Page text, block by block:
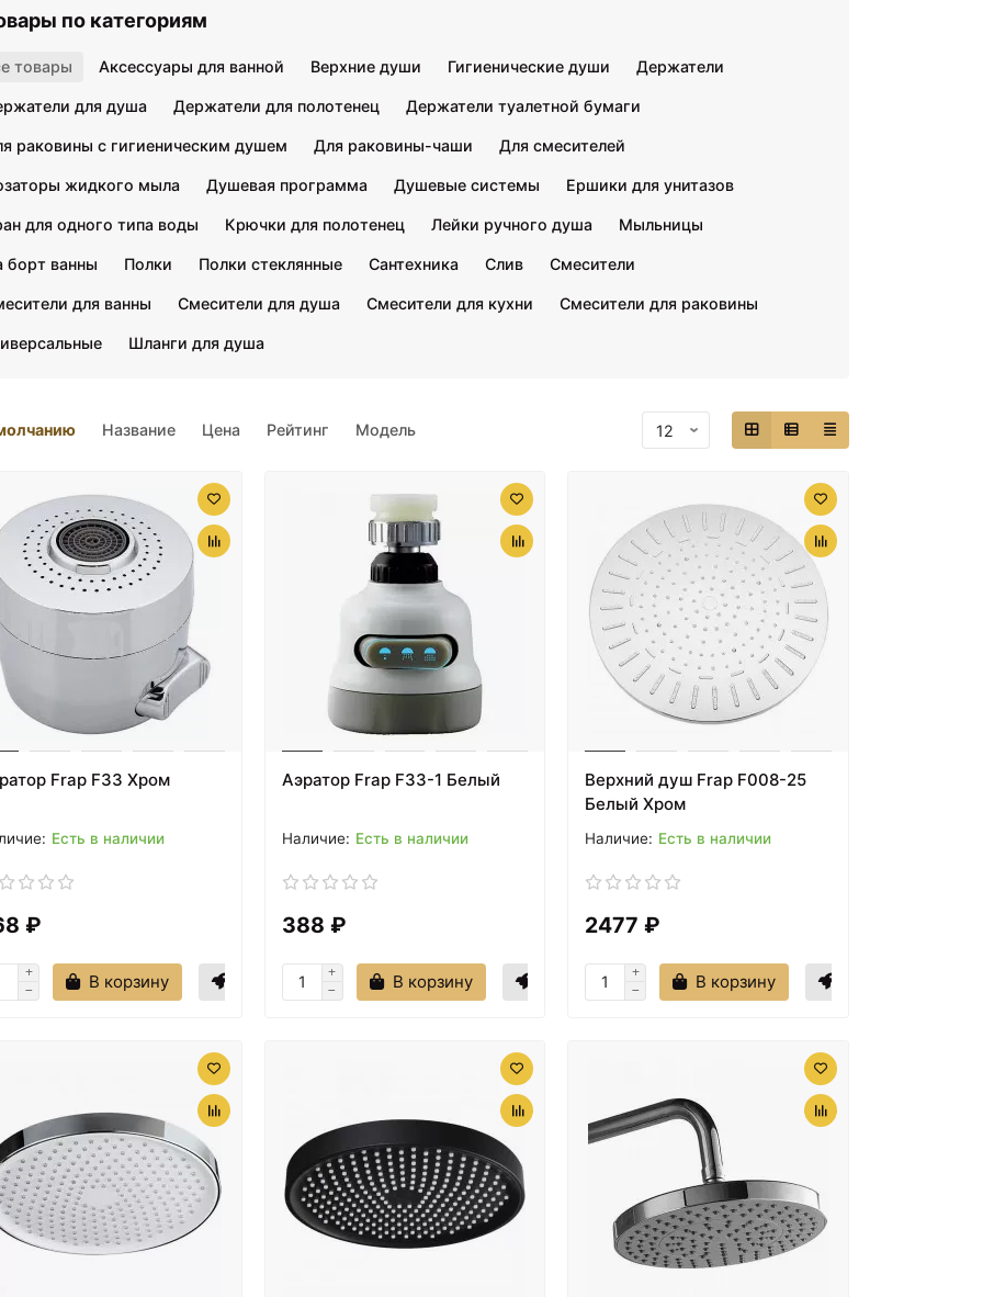
по категориям
товары Аксессуары для ванной Верхние души Гигиенические души Держатели
для душа Держатели для полотенец Держатели туалетной бумаги
раковины с гигиеническим душем Для раковины-чаши Для смесителей
жидкого мыла Душевая программа Душевые системы Ершики для унитазов
для одного типа воды Крючки для полотенец Лейки ручного душа Мыльницы
борт ванны Полки Полки стеклянные Сантехника Слив Смесители
для ванны Смесители для душа Смесители для кухни Смесители для раковины
Шланги для душа
Название Цена Рейтинг Модель
Frap F33 Хром
Есть в наличии
₽
В корзину
Аэратор Frap F33-1 Белый
Есть в наличии
388 ₽
В корзину
Верхний душ Frap F008-25
Белый Хром
Есть в наличии
2477 ₽
В корзину